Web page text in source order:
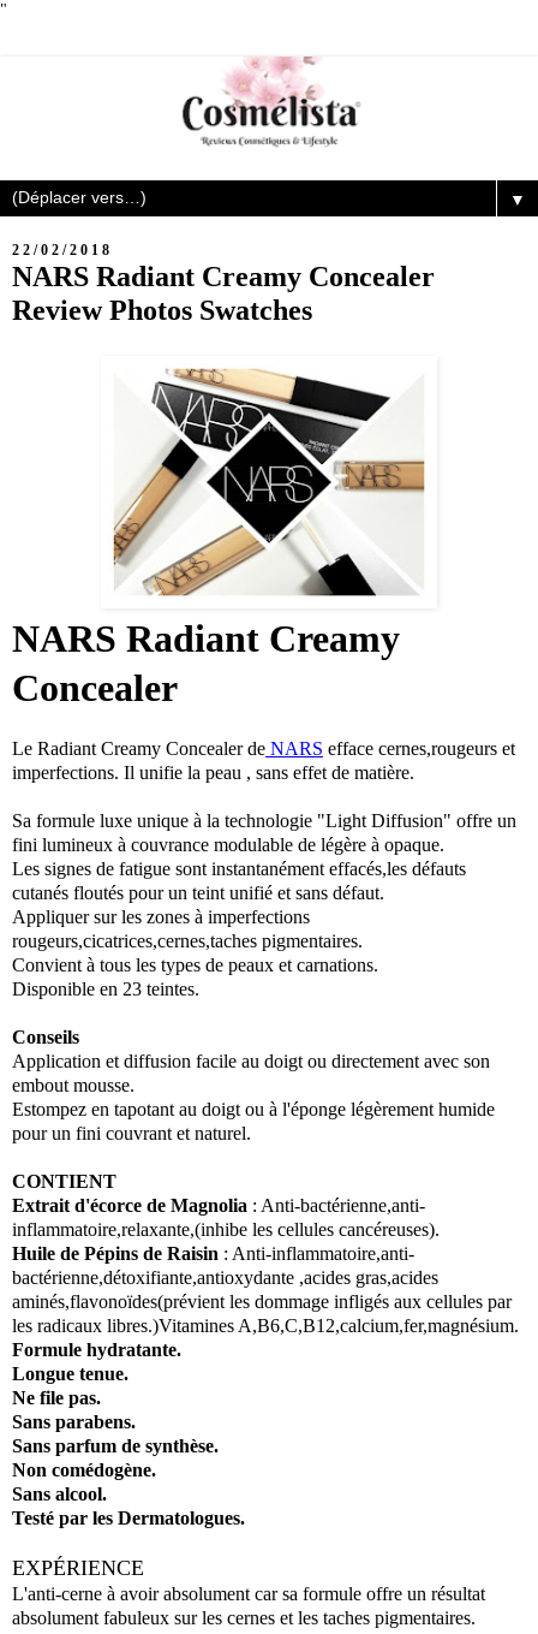
"
▼
22/02/2018
NARS Radiant Creamy Concealer
Review Photos Swatches
NARS Radiant Creamy
Concealer
Le Radiant Creamy Concealer de NARS efface cernes,rougeurs et
imperfections. Il unifie la peau , sans effet de matière.
Sa formule luxe unique à la technologie "Light Diffusion" offre un
fini lumineux à couvrance modulable de légère à opaque.
Les signes de fatigue sont instantanément effacés,les défauts
cutanés floutés pour un teint unifié et sans défaut.
Appliquer sur les zones à imperfections
rougeurs,cicatrices,cernes,taches pigmentaires.
Convient à tous les types de peaux et carnations.
Disponible en 23 teintes.
Conseils
Application et diffusion facile au doigt ou directement avec son
embout mousse.
Estompez en tapotant au doigt ou à l'éponge légèrement humide
pour un fini couvrant et naturel.
CONTIENT
Extrait d'écorce de Magnolia : Anti-bactérienne,anti-
inflammatoire,relaxante,(inhibe les cellules cancéreuses).
Huile de Pépins de Raisin : Anti-inflammatoire,anti-
bactérienne,détoxifiante,antioxydante ,acides gras,acides
aminés,flavonoïdes(prévient les dommage infligés aux cellules par
les radicaux libres.)Vitamines A,B6,C,B12,calcium,fer,magnésium.
Formule hydratante.
Longue tenue.
Ne file pas.
Sans parabens.
Sans parfum de synthèse.
Non comédogène.
Sans alcool.
Testé par les Dermatologues.
EXPÉRIENCE
L'anti-cerne à avoir absolument car sa formule offre un résultat
absolument fabuleux sur les cernes et les taches pigmentaires.